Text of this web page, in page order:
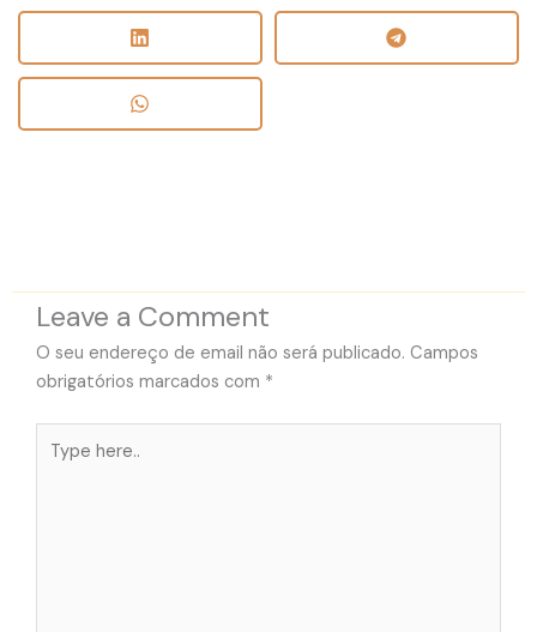
Leave a Comment
O seu endereço de email não será publicado. Campos
obrigatórios marcados com *
here..